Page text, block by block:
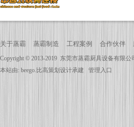
关于蒸霸 蒸霸制造 工程案例 合作伙伴
Copyright © 2013-2019 东莞市蒸霸厨具设备有限公
本站由: beego.比高策划设计承建 管理入口